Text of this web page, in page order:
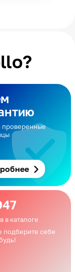
проверенные
в каталоге
подберите себе